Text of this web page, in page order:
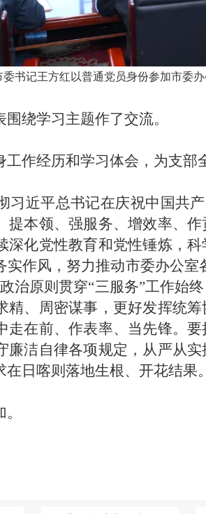
委书记王方红以普通党员身份参加市委
绕学习主题作了交流。
作经历和学习体会，为支部
习近平总书记在庆祝中国共
提本领、强服务、增效率、
深化党性教育和党性锤炼，
作风，努力推动市委办公
治原则贯穿“三服务”工作始
精、周密谋事，更好发挥统
走在前、作表率、当先锋。
廉洁自律各项规定，从严从
日喀则落地生根、开花结果。